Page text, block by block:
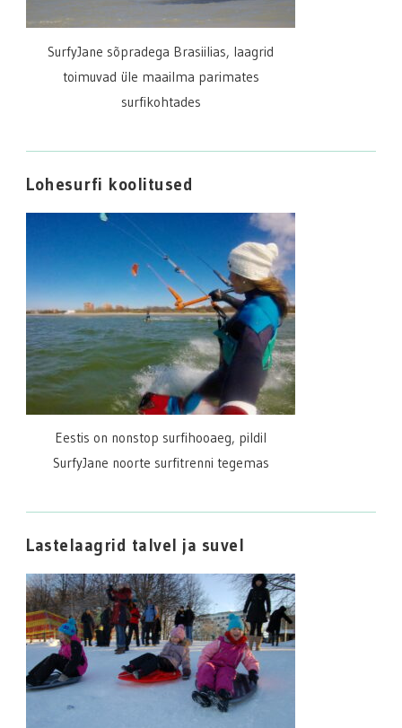
SurfyJane sõpradega Brasiilias, laagrid
toimuvad üle maailma parimates
surfikohtades
Lohesurfi koolitused
Eestis on nonstop surfihooaeg, pildil
SurfyJane noorte surfitrenni tegemas
Lastelaagrid talvel ja suvel